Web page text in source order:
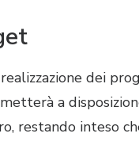
dei
a
restando inteso